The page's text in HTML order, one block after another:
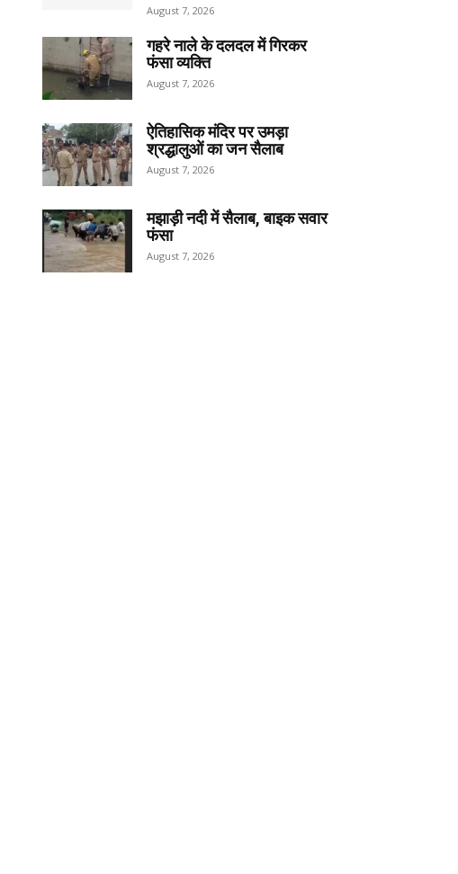
August 7, 2026
गहरे नाले के दलदल में गिरकर
फंसा व्यक्ति
August 7, 2026
ऐतिहासिक मंदिर पर उमड़ा
श्रद्धालुओं का जन सैलाब
August 7, 2026
मझाड़ी नदी में सैलाब, बाइक सवार
फंसा
August 7, 2026